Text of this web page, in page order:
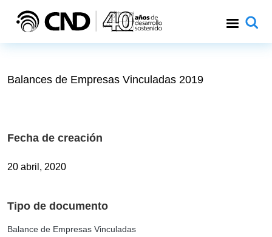
Balances de Empresas Vinculadas 2019
Fecha de creación
20 abril, 2020
Tipo de documento
Balance de Empresas Vinculadas